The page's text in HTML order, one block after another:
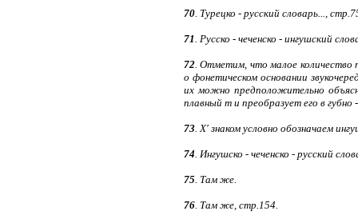
70 . Турецко - русский словарь...,
71 . Русско - чеченско - ингушский
72 . Отметим, что малое
о фонетическом основании
их можно предположительно
плавный m и преобразует его в губно
73 . X' знаком условно обозначаем
74 . Ингушско - чеченско - русский
75 . Там же.
76 . Там же, стр.154.